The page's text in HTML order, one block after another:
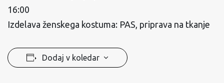
16:00
Izdelava ženskega kostuma: PAS, priprava na tkanje
Dodaj v koledar